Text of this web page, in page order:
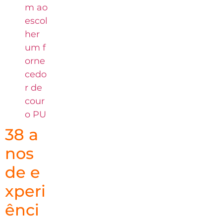
m ao
escol
her
um f
orne
cedo
r de
cour
o PU
38 a
nos
de e
xperi
ênci